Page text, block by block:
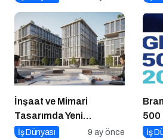
İnşaat ve Mimari
Tasarımda Yeni
Standartlar Belirliyor
İş Dünyası 9 ay önce
500
İş